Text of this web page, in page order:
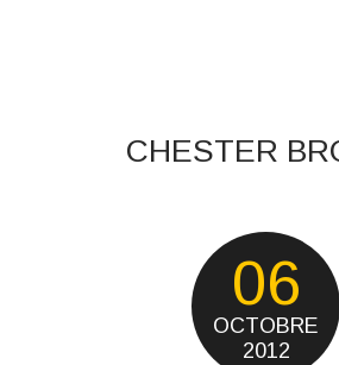
CHESTER
06
OCTOBRE
2012